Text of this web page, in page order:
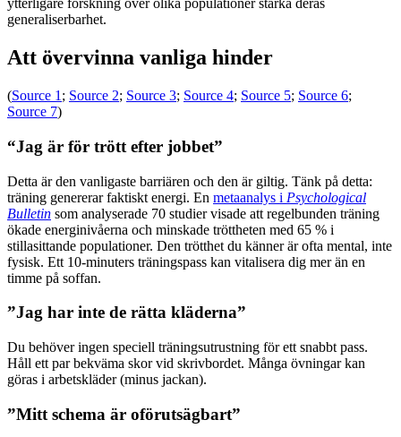
ytterligare forskning över olika populationer stärka deras
generaliserbarhet.
Att övervinna vanliga hinder
(Source 1 ; Source 2; Source 3; Source 4; Source 5; Source 6;
Source 7)
“Jag är för trött efter jobbet”
Detta är den vanligaste barriären och den är giltig. Tänk på detta:
träning genererar faktiskt energi. En metaanalys i Psychological
Bulletin som analyserade 70 studier visade att regelbunden träning
ökade energinivåerna och minskade tröttheten med 65 % i
stillasittande populationer. Den trötthet du känner är ofta mental, inte
fysisk. Ett 10-minuters träningspass kan vitalisera dig mer än en
timme på soffan.
”Jag har inte de rätta kläderna”
Du behöver ingen speciell träningsutrustning för ett snabbt pass.
Håll ett par bekväma skor vid skrivbordet. Många övningar kan
göras i arbetskläder (minus jackan).
”Mitt schema är oförutsägbart”